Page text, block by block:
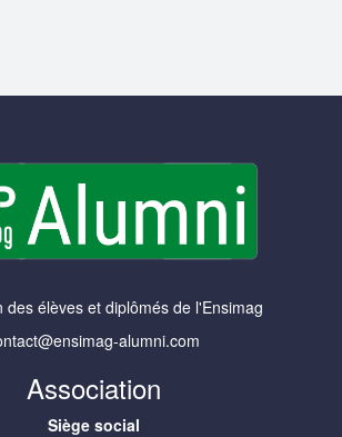
des élèves et diplômés de l'Ensimag
alumni.com
Association
Siège social